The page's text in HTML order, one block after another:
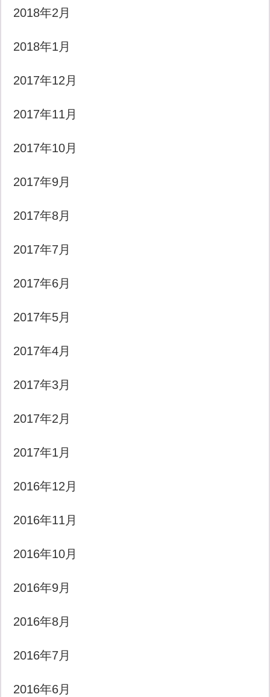
2018年2月
2018年1月
2017年12月
2017年11月
2017年10月
2017年9月
2017年8月
2017年7月
2017年6月
2017年5月
2017年4月
2017年3月
2017年2月
2017年1月
2016年12月
2016年11月
2016年10月
2016年9月
2016年8月
2016年7月
2016年6月